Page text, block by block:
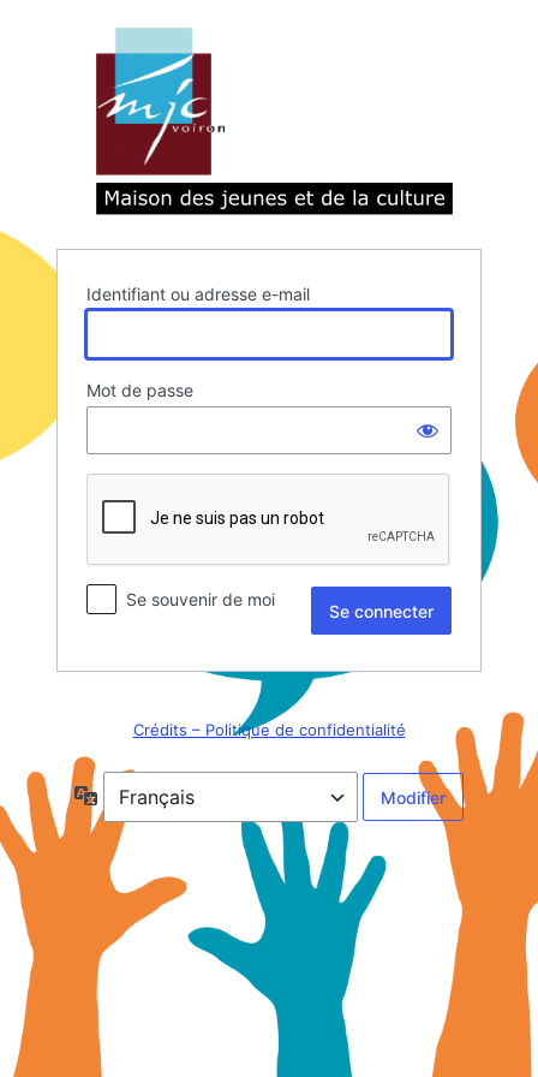
connecter
Identifiant ou adresse e-mail
Mot de passe
Se souvenir de moi
Crédits – Politique de confidentialité
Langue